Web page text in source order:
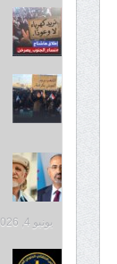
يونيو 4, 2026